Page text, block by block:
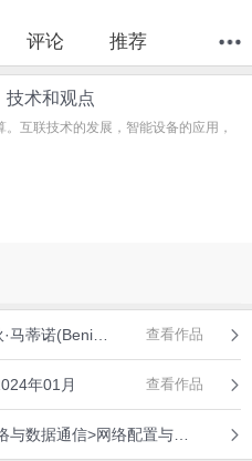
评论 推荐
买 购物车
技术和观点
互联技术的发展，智能设备的应用，
(意大利)贝尼亚米诺·狄·马蒂诺(Beniamino,Di,Martino)，等著，孙燕侠，张建民 译 查看作品
年01月 查看作品
图书>计算机/网络>网络与数据通信>网络配置与管理